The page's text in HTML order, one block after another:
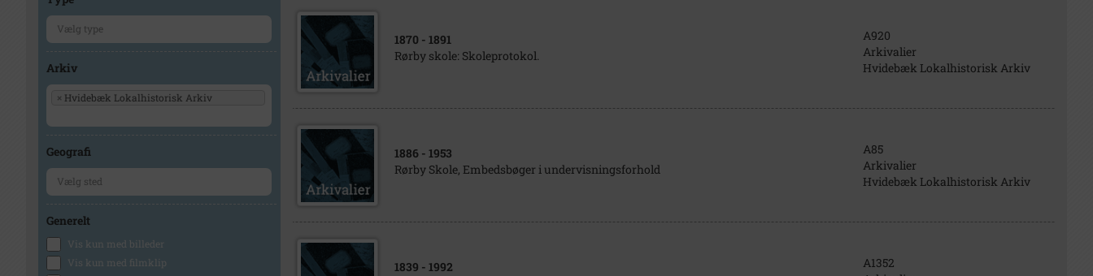
Arkiv
× Hvidebæk Lokalhistorisk Arkiv
Geografi
Generelt
Vis kun med billeder
Vis kun med filmklip
1870 - 1891
Rørby skole: Skoleprotokol.
A920
Arkivalier
Hvidebæk Lokalhistorisk Arkiv
1886 - 1953
Rørby Skole, Embedsbøger i undervisningsforhold
A85
Arkivalier
Hvidebæk Lokalhistorisk Arkiv
1839 - 1992
A1352